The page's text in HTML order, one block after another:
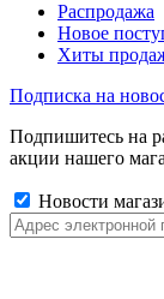
Распродажа
Новое
Хиты
Подписка на
Подпишитесь на
акции нашего
Новости